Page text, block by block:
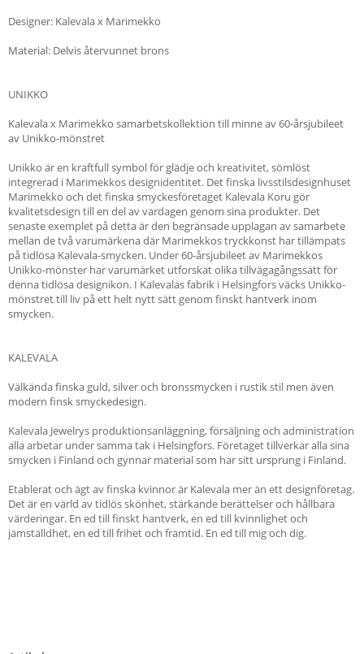
Designer: Kalevala x Marimekko
Material: Delvis återvunnet brons
UNIKKO
Kalevala x Marimekko samarbetskollektion till minne av 60-årsjubileet
av Unikko-mönstret
Unikko är en kraftfull symbol för glädje och kreativitet, sömlöst
integrerad i Marimekkos designidentitet. Det finska livsstilsdesignhuset
Marimekko och det finska smyckesföretaget Kalevala Koru gör
kvalitetsdesign till en del av vardagen genom sina produkter. Det
senaste exemplet på detta är den begränsade upplagan av samarbete
mellan de två varumärkena där Marimekkos tryckkonst har tillämpats
på tidlösa Kalevala-smycken. Under 60-årsjubileet av Marimekkos
Unikko-mönster har varumärket utforskat olika tillvägagångssätt för
denna tidlösa designikon. I Kalevalas fabrik i Helsingfors väcks Unikko-
mönstret till liv på ett helt nytt sätt genom finskt hantverk inom
smycken.
KALEVALA
Välkända finska guld, silver och bronssmycken i rustik stil men även
modern finsk smyckedesign.
Kalevala Jewelrys produktionsanläggning, försäljning och administration
alla arbetar under samma tak i Helsingfors. Företaget tillverkar alla sina
smycken i Finland och gynnar material som har sitt ursprung i Finland.
Etablerat och ägt av finska kvinnor är Kalevala mer än ett designföretag.
Det är en värld av tidlös skönhet, stärkande berättelser och hållbara
värderingar. En ed till finskt hantverk, en ed till kvinnlighet och
jämställdhet, en ed till frihet och framtid. En ed till mig och dig.